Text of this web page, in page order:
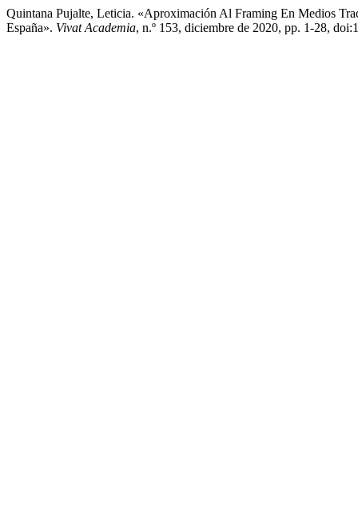
Quintana Pujalte, Leticia. «Aproximación Al Framing En Medios
España». Vivat Academia, n.º 153, diciembre de 2020, pp. 1-28,